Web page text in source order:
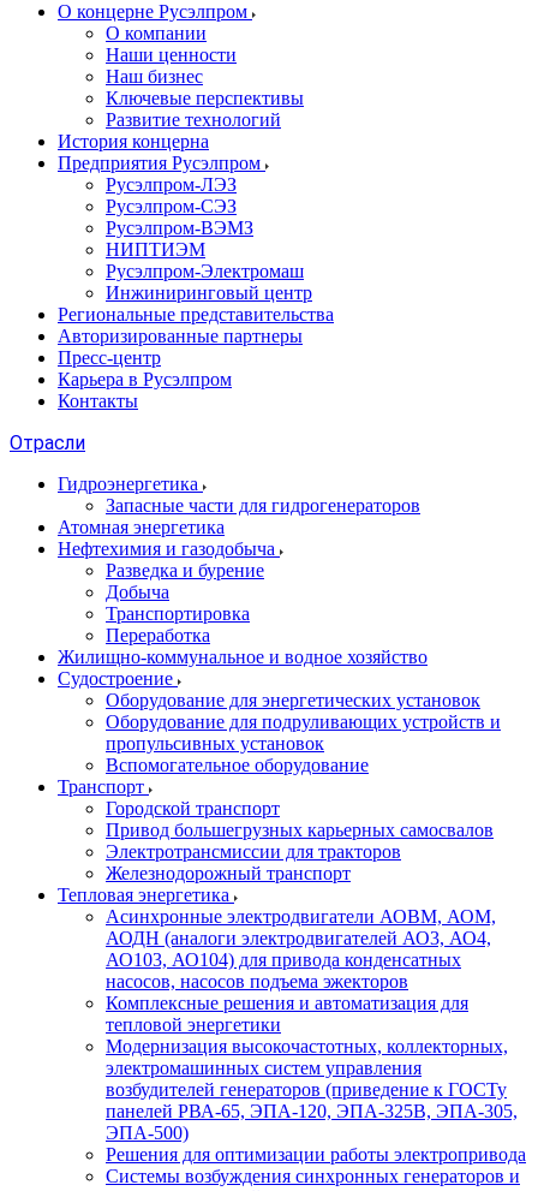
О концерне Русэлпром
О компании
Наши ценности
Наш бизнес
Ключевые перспективы
Развитие технологий
История концерна
Предприятия Русэлпром
Русэлпром-ЛЭЗ
Русэлпром-СЭЗ
Русэлпром-ВЭМЗ
НИПТИЭМ
Русэлпром-Электромаш
Инжиниринговый центр
Региональные представительства
Авторизированные партнеры
Пресс-центр
Карьера в Русэлпром
Контакты
Отрасли
Гидроэнергетика
Запасные части для гидрогенераторов
Атомная энергетика
Нефтехимия и газодобыча
Разведка и бурение
Добыча
Транспортировка
Переработка
Жилищно-коммунальное и водное хозяйство
Судостроение
Оборудование для энергетических установок
Оборудование для подруливающих устройств и
пропульсивных установок
Вспомогательное оборудование
Транспорт
Городской транспорт
Привод большегрузных карьерных самосвалов
Электротрансмиссии для тракторов
Железнодорожный транспорт
Тепловая энергетика
Асинхронные электродвигатели АОВМ, АОМ,
АОДН (аналоги электродвигателей АО3, АО4,
АО103, АО104) для привода конденсатных
насосов, насосов подъема эжекторов
Комплексные решения и автоматизация для
тепловой энергетики
Модернизация высокочастотных, коллекторных,
электромашинных систем управления
возбудителей генераторов (приведение к ГОСТу
панелей РВА-65, ЭПА-120, ЭПА-325В, ЭПА-305,
ЭПА-500)
Решения для оптимизации работы электропривода
Системы возбуждения синхронных генераторов и